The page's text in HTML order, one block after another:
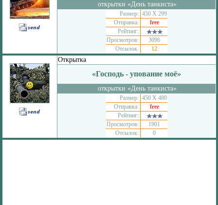
открытки «День танкиста»
Размер: 450 Х 299
Отправка:
free
Рейтинг:
Просмотров:
3096
Отсылок:
12
Открытка
«Господь - упование моё»
открытки «День танкиста»
Размер: 450 Х 480
Отправка:
free
Рейтинг:
Просмотров:
1901
Отсылок:
0